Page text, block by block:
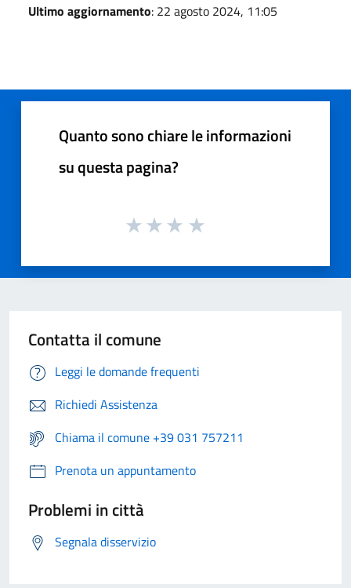
Ultimo aggiornamento: 22 agosto 2024, 11:05
Quanto sono chiare le informazioni
su questa pagina?
Contatta il comune
Leggi le domande frequenti
Richiedi Assistenza
Chiama il comune +39 031 757211
Prenota un appuntamento
Problemi in città
Segnala disservizio